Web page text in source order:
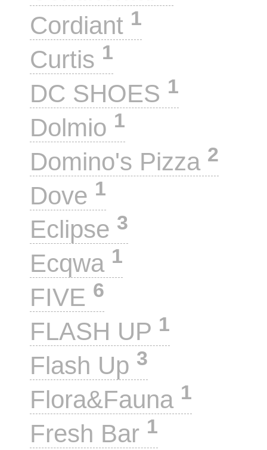
Cordiant 1
Curtis 1
DC SHOES 1
Dolmio 1
Domino's Pizza 2
Dove 1
Eclipse 3
Ecqwa 1
FIVE 6
FLASH UP 1
Flash Up 3
Flora&Fauna 1
Fresh Bar 1